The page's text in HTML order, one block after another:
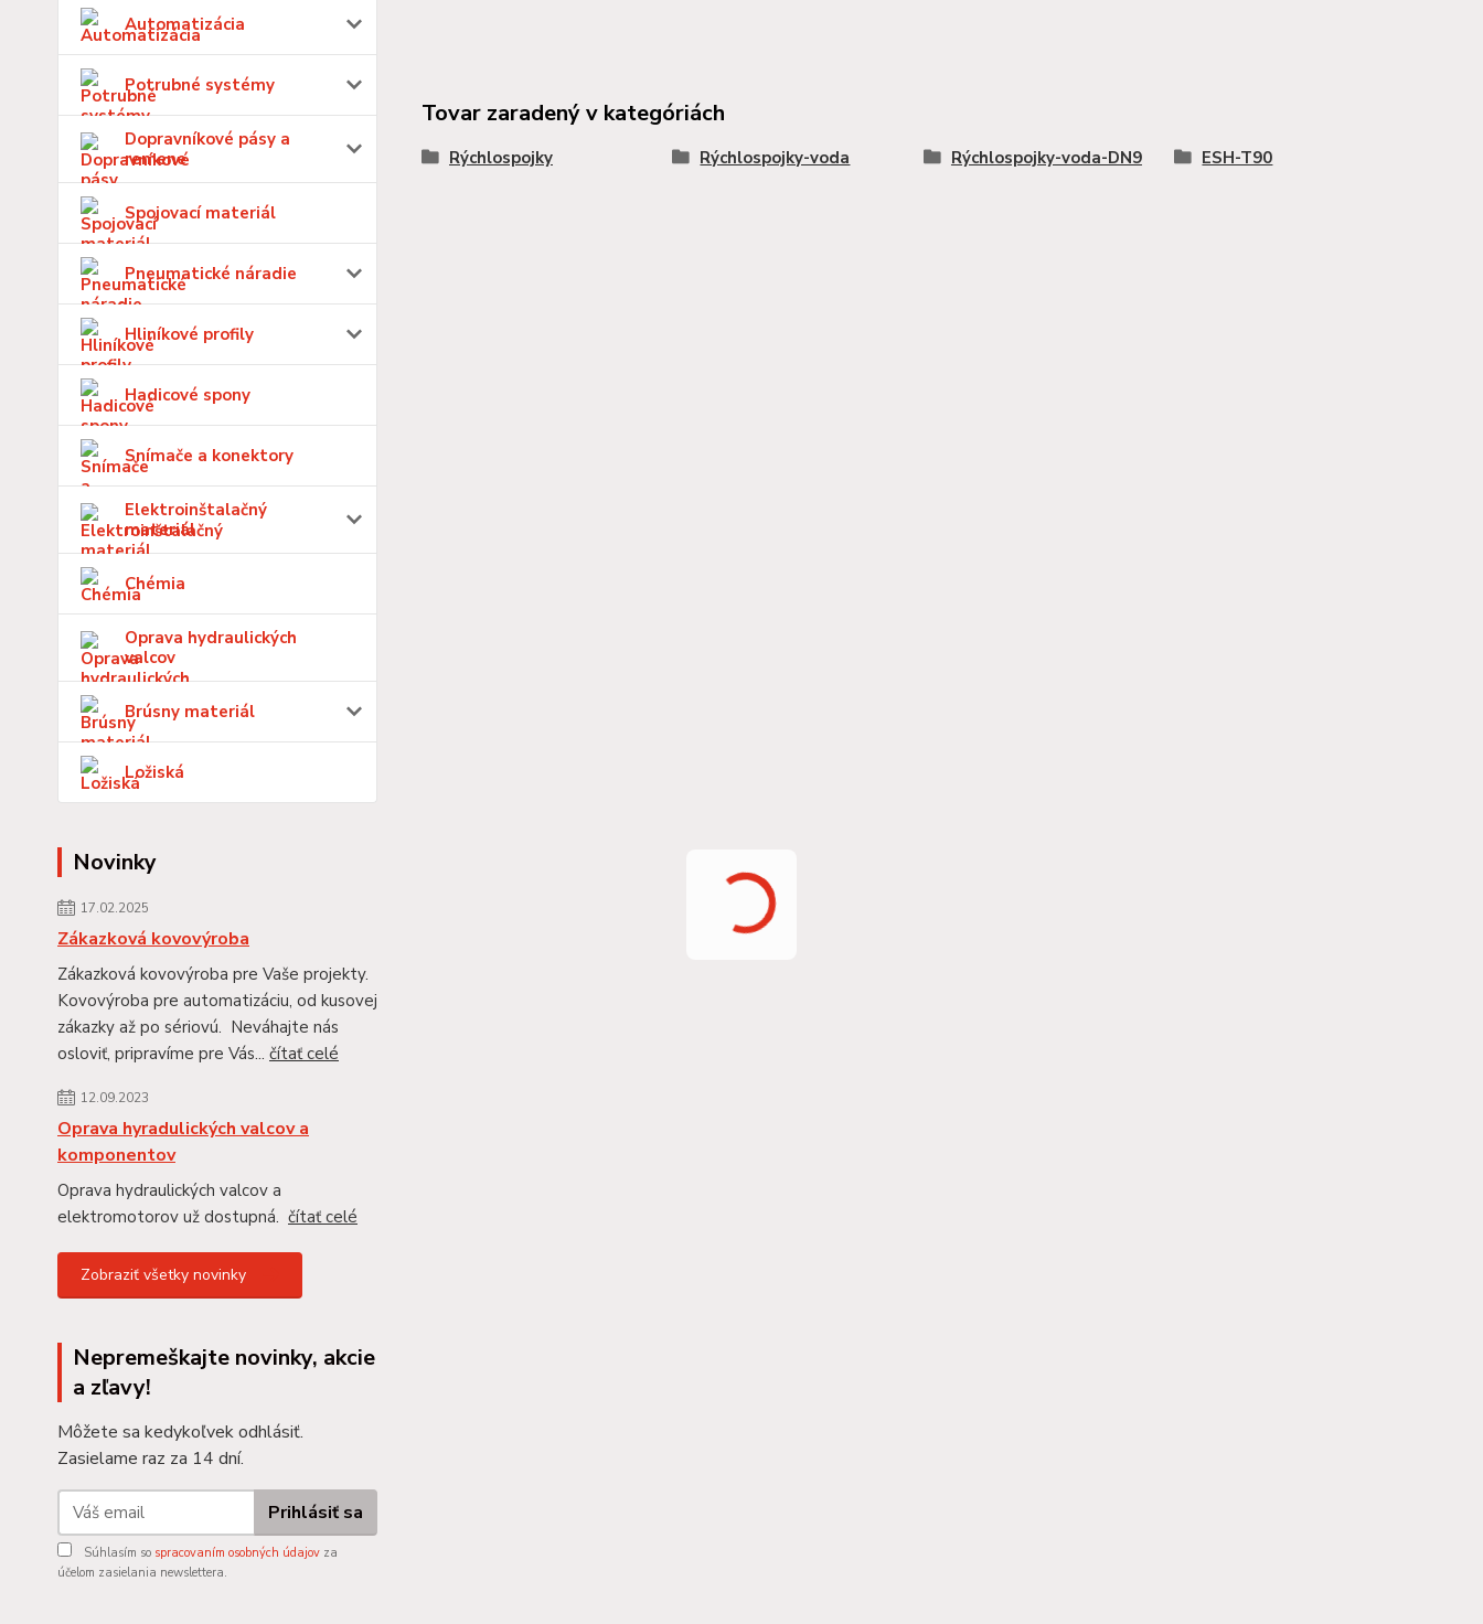
Automatizácia
Potrubné systémy
Dopravníkové pásy a
remene
Spojovací materiál
Pneumatické náradie
Hliníkové profily
Hadicové spony
Snímače a konektory
Elektroinštalačný
materiál
Chémia
Oprava hydraulických
valcov
Brúsny materiál
Ložiská
Novinky
17.02.2025
Zákazková kovovýroba
Zákazková kovovýroba pre Vaše projekty.
Kovovýroba pre automatizáciu, od kusovej
zákazky až po sériovú. Neváhajte nás
osloviť, pripravíme pre Vás... čítať celé
12.09.2023
Oprava hyradulických valcov a
komponentov
Oprava hydraulických valcov a
elektromotorov už dostupná. čítať celé
Zobraziť všetky novinky
Nepremeškajte novinky, akcie
a zľavy!
Môžete sa kedykoľvek odhlásiť.
Zasielame raz za 14 dní.
Prihlásiť sa
Súhlasím so spracovaním osobných údajov za
účelom zasielania newslettera.
Tovar zaradený v kategóriách
Rýchlospojky Rýchlospojky-voda Rýchlospojky-voda-DN9 ESH-T90